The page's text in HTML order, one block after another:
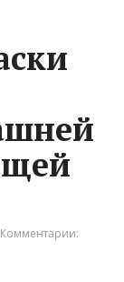
Комментарии: